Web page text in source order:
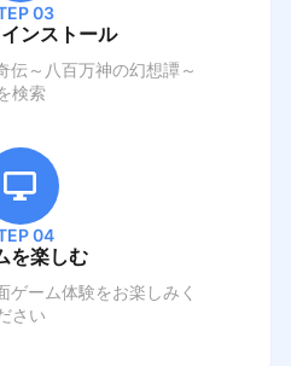
03
ンストール
伝～八百万神の幻想譚～
検索
04
を楽しむ
ゲーム体験をお楽しみく
さい